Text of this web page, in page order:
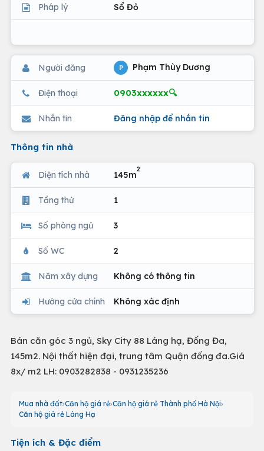
Pháp lý Sổ Đỏ
Người đăng P Phạm Thùy Dương
Điện thoại 0903xxxxxx🔍
Nhắn tin Đăng nhập để nhắn tin
Thông tin nhà
Diện tích nhà 145m
2
Tầng thứ 1
Số phòng ngủ 3
Số WC 2
Năm xây dựng Không có thông tin
Hướng cửa chính Không xác định
Bán căn góc 3 ngủ, Sky City 88 Láng hạ, Đống Đa,
145m2. Nội thất hiện đại, trung tâm Quận đống đa.Giá
8x/ m2 LH: 0903282838 - 0931235236​
Mua nhà đất Căn hộ giá rẻ Căn hộ giá rẻ Thành phố Hà Nội
Căn hộ giá rẻ Láng Hạ
Tiện ích & Đặc điểm